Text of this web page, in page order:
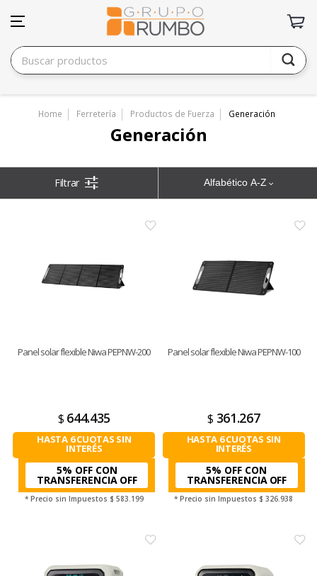
Home Ferretería Productos de Fuerza Generación
Generación
Alfabético A-Z
Panel solar flexible Niwa PEPNW-200
$ 644.435
HASTA 6 CUOTAS SIN
INTERÉS
5% OFF CON
TRANSFERENCIA
* Precio sin Impuestos $ 583.199
Panel solar flexible Niwa PEPNW-100
$ 361.267
HASTA 6 CUOTAS SIN
INTERÉS
5% OFF CON
TRANSFERENCIA
* Precio sin Impuestos $ 326.938